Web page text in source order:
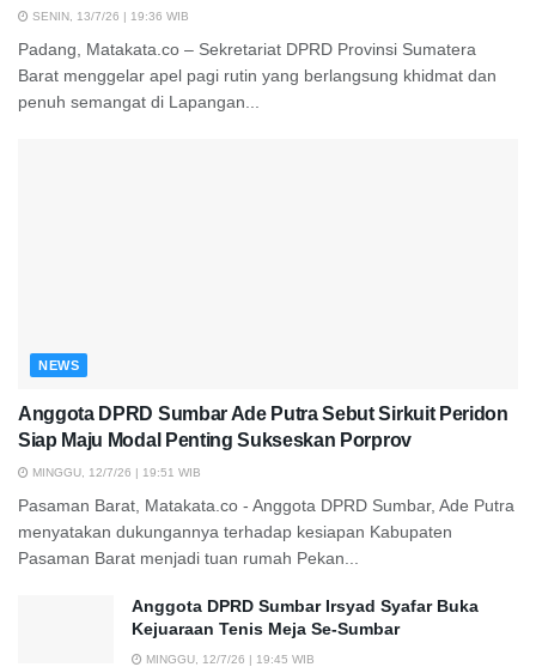
SENIN, 13/7/26 | 19:36 WIB
Padang, Matakata.co – Sekretariat DPRD Provinsi Sumatera
Barat menggelar apel pagi rutin yang berlangsung khidmat dan
penuh semangat di Lapangan...
NEWS
Anggota DPRD Sumbar Ade Putra Sebut Sirkuit Peridon
Siap Maju Modal Penting Sukseskan Porprov
MINGGU, 12/7/26 | 19:51 WIB
Pasaman Barat, Matakata.co - Anggota DPRD Sumbar, Ade Putra
menyatakan dukungannya terhadap kesiapan Kabupaten
Pasaman Barat menjadi tuan rumah Pekan...
Anggota DPRD Sumbar Irsyad Syafar Buka
Kejuaraan Tenis Meja Se-Sumbar
MINGGU, 12/7/26 | 19:45 WIB